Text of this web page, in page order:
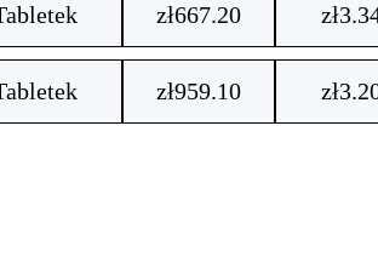
zł667.20
zł959.10